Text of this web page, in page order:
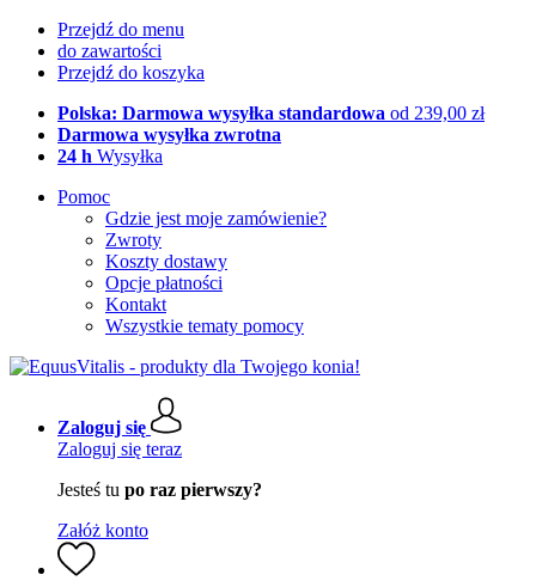
Przejdź do menu
do zawartości
Przejdź do koszyka
Polska: Darmowa wysyłka standardowa od 239,00 zł
Darmowa wysyłka zwrotna
24 h Wysyłka
Pomoc
Gdzie jest moje zamówienie?
Zwroty
Koszty dostawy
Opcje płatności
Kontakt
Wszystkie tematy pomocy
Zaloguj się
Zaloguj się teraz
Jesteś tu po raz pierwszy?
Załóż konto